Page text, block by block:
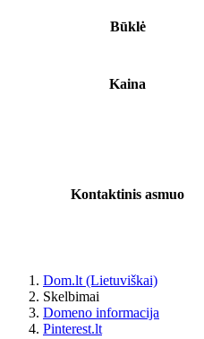
Būklė
Kaina
Kontaktinis asmuo
Dom.lt (Lietuviškai)
Skelbimai
Domeno informacija
Pinterest.lt